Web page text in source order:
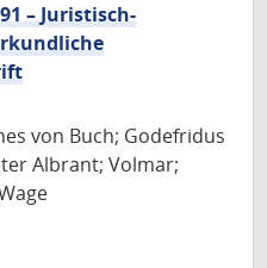
– Juristisch-
von Buch; Godefridus
Albrant; Volmar;